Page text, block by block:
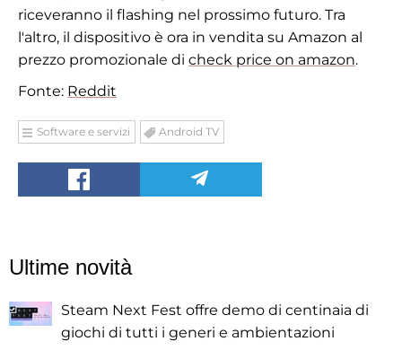
riceveranno il flashing nel prossimo futuro. Tra
l'altro, il dispositivo è ora in vendita su Amazon al
prezzo promozionale di check price on amazon.
Fonte: Reddit
Software e servizi Android TV
Ultime novità
Steam Next Fest offre demo di centinaia di
giochi di tutti i generi e ambientazioni